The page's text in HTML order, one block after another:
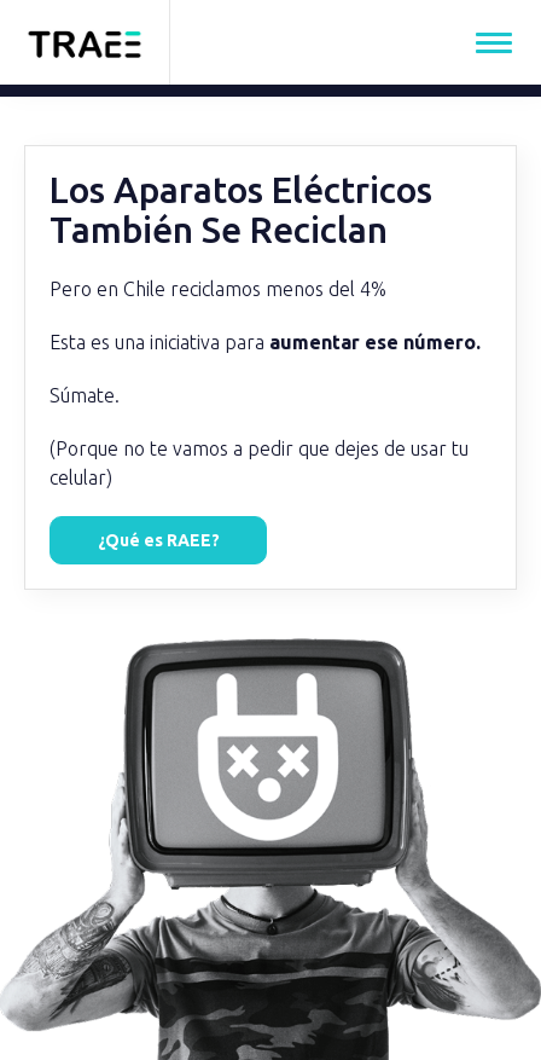
Los Aparatos Eléctricos
También Se Reciclan
Pero en Chile reciclamos menos del 4%
Esta es una iniciativa para aumentar ese número.
Súmate.
(Porque no te vamos a pedir que dejes de usar tu
celular)
¿Qué es RAEE?